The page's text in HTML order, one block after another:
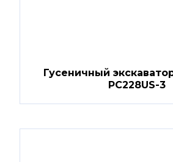
Гусеничный
PC228US-3